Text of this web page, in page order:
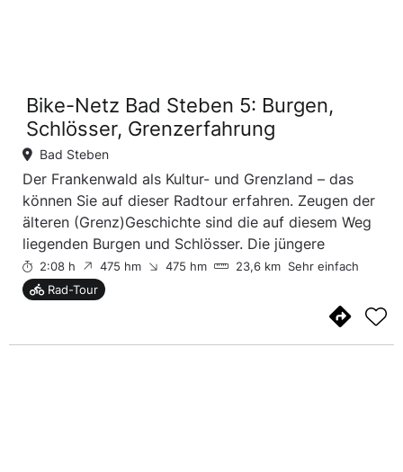
Bike-Netz Bad Steben 5: Burgen,
Schlösser, Grenzerfahrung
Bad Steben
Der Frankenwald als Kultur- und Grenzland – das
können Sie auf dieser Radtour erfahren. Zeugen der
älteren (Grenz)Geschichte sind die auf diesem Weg
liegenden Burgen und Schlösser. Die jüngere
Geschichte als Grenzland lässt sich noch im Tal der
Saale erahnen. Hier erstreckte sich bis 1989 d...
2:08 h 475 hm 475 hm 23,6 km Sehr einfach
Rad-Tour